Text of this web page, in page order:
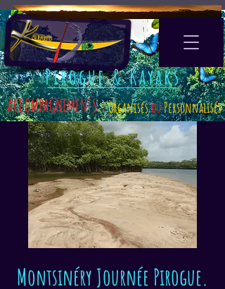
ACCOMPAGNEMENTS :OrganisésouPersonnalisés
Pirogue & Kayaks
Montsinéry Journée Pirogue.